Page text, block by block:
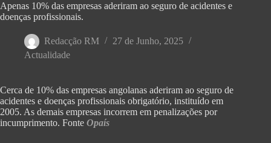
Apenas 10% das empresas aderiram ao seguro de acidentes e
doenças profissionais.
Redacção RM
27 de Junho, 2025
Actualidade
Cerca de 10% das empresas angolanas aderiram ao seguro de
acidentes e doenças profissionais obrigatório, instituído em
2005. As demais empresas incorrem em penalizações por
incumprimento. Fonte Opaís